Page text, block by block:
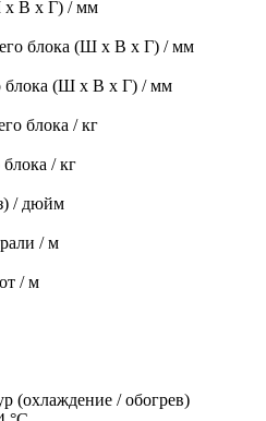
х В х Г) / мм
блока (Ш х В х Г) / мм
блока (Ш х В х Г) / мм
блока / кг
/ кг
/ дюйм
/ м
/ м
(охлаждение / обогрев)